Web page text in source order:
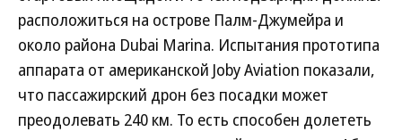
расположиться на острове Палм-Джумейра и
около района Dubai Marina. Испытания прототипа
аппарата от американской Joby Aviation показали,
что пассажирский дрон без посадки может
преодолевать 240 км. То есть способен долететь